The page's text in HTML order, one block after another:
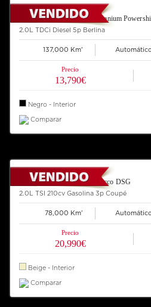
2014 FORD Mondeo 140 Titanium
2.0L TDCi Diesel 5p Berlina
137,000 Km'
Precio
13,790€
Negro - Interior
Comparar
2012 VOLKSWAGEN Scirocco DSG
2.0L TSI 210cv Gasolina 3p Coupé
78,000 Km'
Precio
20,990€
Beige - Interior
Comparar